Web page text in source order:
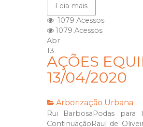
Leia mais
1079 Acessos
1079 Acessos
Abr
13
AÇÕES
13/04/2020
Arborização Urbana
Rui BarbosaPodas
ContinuaçãoRaul de